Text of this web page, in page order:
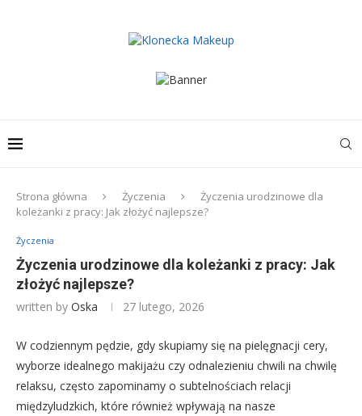
Strona główna Życzenia
Życzenia urodzinowe dla
koleżanki z pracy: Jak złożyć najlepsze?
Życzenia
Życzenia urodzinowe dla koleżanki z pracy: Jak
złożyć najlepsze?
written by Oska 27 lutego, 2026
W codziennym pędzie, gdy skupiamy się na pielęgnacji cery,
wyborze idealnego makijażu czy odnalezieniu chwili na chwilę
relaksu, często zapominamy o subtelnościach relacji
międzyludzkich, które również wpływają na nasze